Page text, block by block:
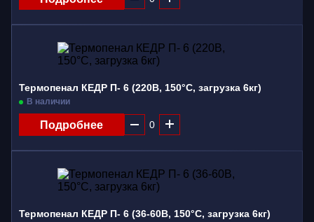
Термопенал КЕДР П- 6 (220В, 150°C, загрузка 6кг)
В наличии
Подробнее
Термопенал КЕДР П- 6 (36-60В, 150°C, загрузка 6кг)